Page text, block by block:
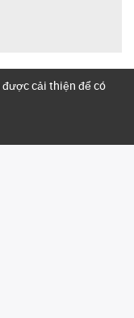
cải thiện để có